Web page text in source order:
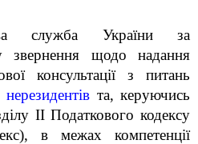
служба України за
звернення щодо надання
консультації з питань
та, керуючись
ІІ Податкового кодексу
в межах компетенції